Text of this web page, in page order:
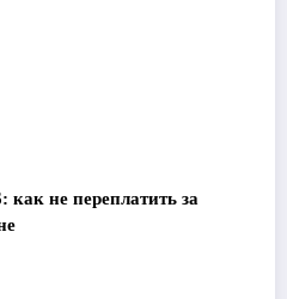
не переплатить за